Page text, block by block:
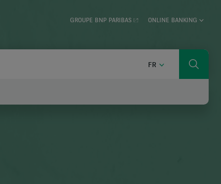
GROUPE BNP PARIBAS ONLINE BANKING
FR FRANÇAIS